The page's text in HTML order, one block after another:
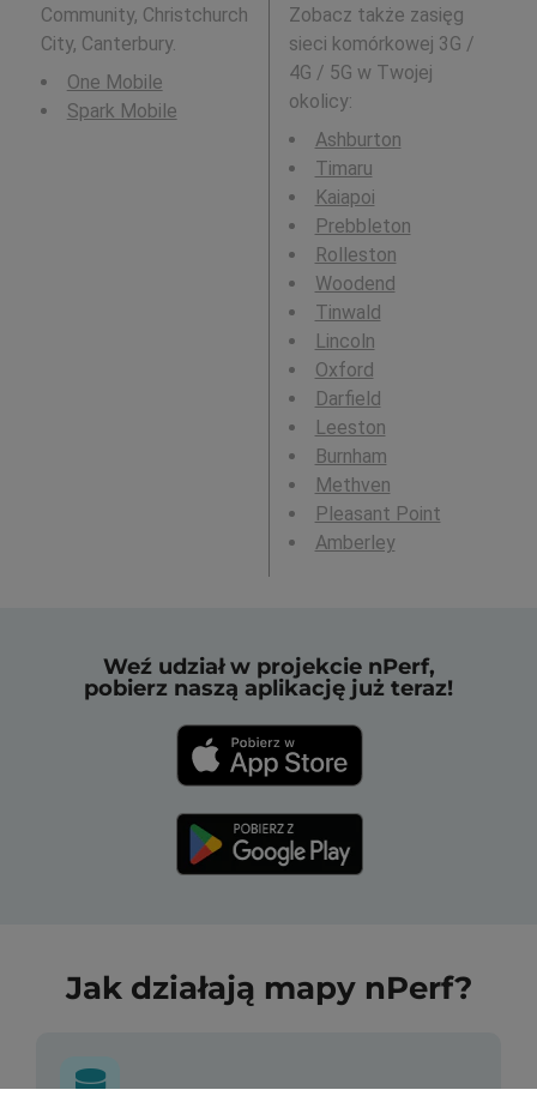
Community, Christchurch
City, Canterbury.
One Mobile
Spark Mobile
Zobacz także zasięg
sieci komórkowej 3G /
4G / 5G w Twojej
okolicy:
Ashburton
Timaru
Kaiapoi
Prebbleton
Rolleston
Woodend
Tinwald
Lincoln
Oxford
Darfield
Leeston
Burnham
Methven
Pleasant Point
Amberley
Weź udział w projekcie nPerf,
pobierz naszą aplikację już teraz!
Jak działają mapy nPerf?